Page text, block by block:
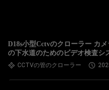
D18s小型Cctvのクローラー カ
の下水道のためのビデオ検査シ
CCTVの管のクローラー